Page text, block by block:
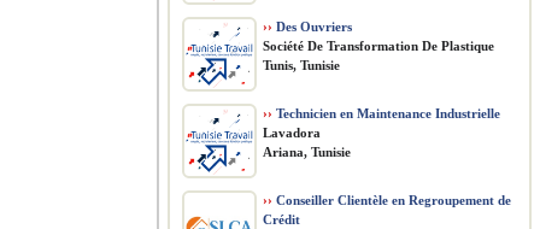
›› Des Ouvriers
Société De Transformation De Plastique
Tunis, Tunisie
›› Technicien en Maintenance Industrielle
Lavadora
Ariana, Tunisie
›› Conseiller Clientèle en Regroupement de
Crédit